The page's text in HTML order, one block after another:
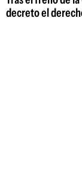
decreto el